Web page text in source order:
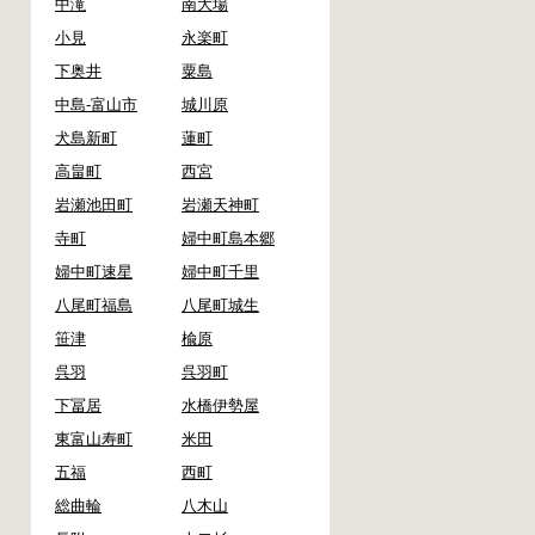
中滝
南大場
小見
永楽町
下奥井
粟島
中島-富山市
城川原
犬島新町
蓮町
高畠町
西宮
岩瀬池田町
岩瀬天神町
寺町
婦中町島本郷
婦中町速星
婦中町千里
八尾町福島
八尾町城生
笹津
楡原
呉羽
呉羽町
下冨居
水橋伊勢屋
東富山寿町
米田
五福
西町
総曲輪
八木山